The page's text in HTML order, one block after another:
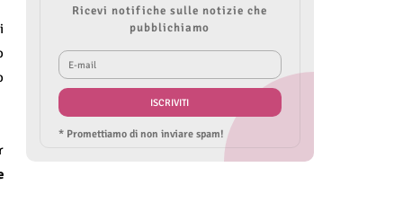
Ricevi notifiche sulle notizie che
pubblichiamo
* Promettiamo di non inviare spam!